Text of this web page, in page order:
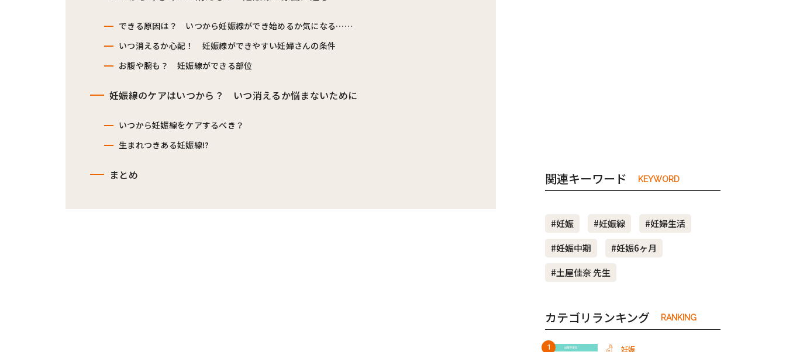
できる原因は？ いつから妊娠線ができ始めるか気になる……
いつ消えるか心配！ 妊娠線ができやすい妊婦さんの条件
お腹や腕も？ 妊娠線ができる部位
妊娠線のケアはいつから？ いつ消えるか悩まないために
いつから妊娠線をケアするべき？
生まれつきある妊娠線!?
まとめ 関連キーワード KEYWORD
#妊娠 #妊娠線
#妊婦生活
#妊娠中期
#妊娠6ヶ月
#土屋佳奈 先生
カテゴリランキング RANKING
妊娠